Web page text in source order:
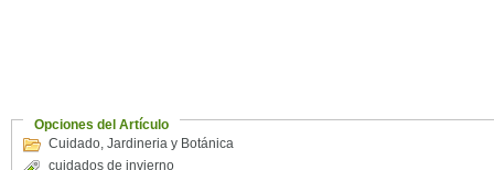
Opciones del Artículo
Cuidado, Jardineria y Botánica
cuidados de invierno